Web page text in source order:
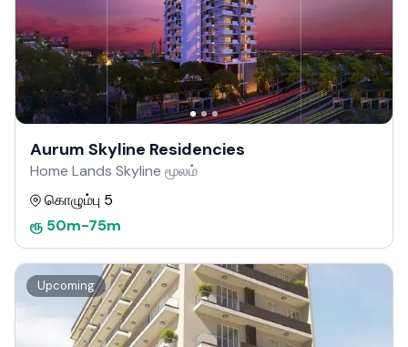
Aurum Skyline Residencies
Home Lands Skyline மூலம்
கொழும்பு 5
ரூ 50m-75m
Upcoming